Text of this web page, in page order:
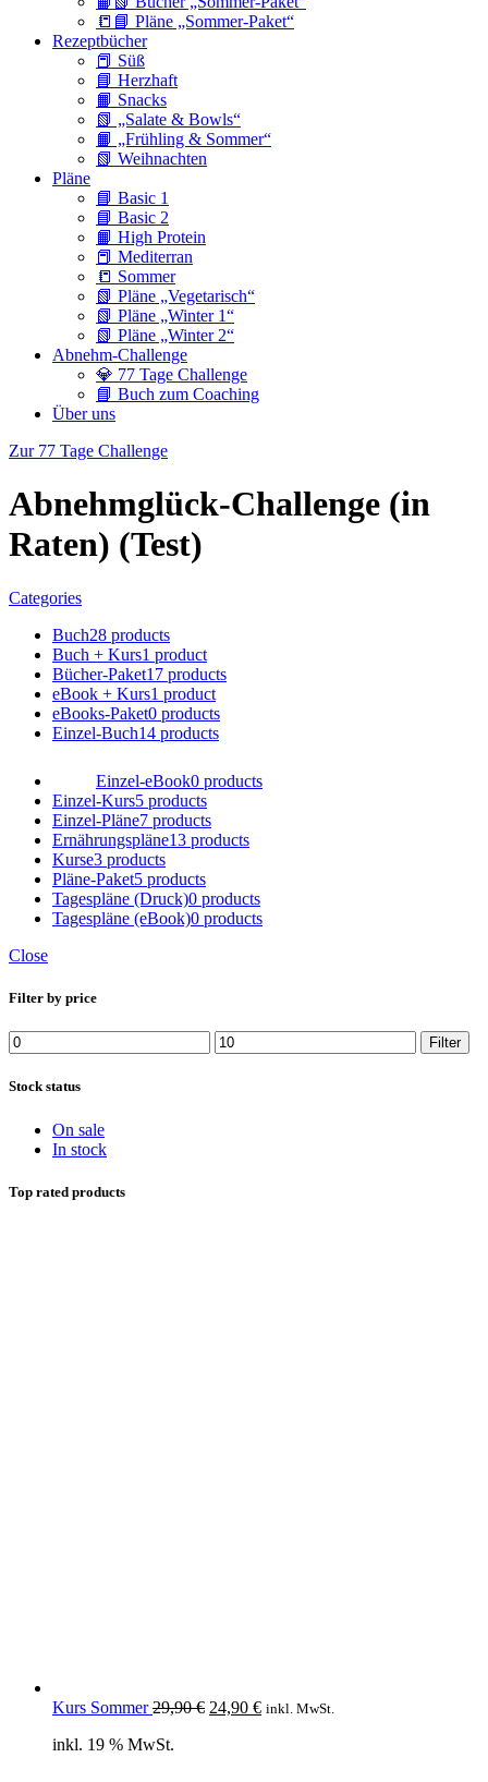
📒📘 Pläne „Sommer-Paket“
Rezeptbücher
📕 Süß
📘 Herzhaft
📙 Snacks
📗 „Salate & Bowls“
📙 „Frühling & Sommer“
📗 Weihnachten
Pläne
📘 Basic 1
📘 Basic 2
📙 High Protein
📕 Mediterran
📒 Sommer
📗 Pläne „Vegetarisch“
📗 Pläne „Winter 1“
📗 Pläne „Winter 2“
Abnehm-Challenge
💎 77 Tage Challenge
📘 Buch zum Coaching
Über uns
Zur 77 Tage Challenge
Abnehmglück-Challenge (in
Raten) (Test)
Categories
Buch28 products
Buch + Kurs1 product
Bücher-Paket17 products
eBook + Kurs1 product
eBooks-Paket0 products
Einzel-Buch14 products
Einzel-eBook0 products
Einzel-Kurs5 products
Einzel-Pläne7 products
Ernährungspläne13 products
Kurse3 products
Pläne-Paket5 products
Tagespläne (Druck)0 products
Tagespläne (eBook)0 products
Close
Filter by price
Min.
Preis
Max.
Preis
Filter
Stock status
On sale
In stock
Top rated products
Kurs Sommer29,90€ Ursprünglicher
24,90 €Aktueller
inkl. MwSt.
inkl. 19 % MwSt.